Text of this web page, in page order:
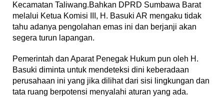
Kecamatan Taliwang.Bahkan DPRD Sumbawa Barat
melalui Ketua Komisi III, H. Basuki AR mengaku tidak
tahu adanya pengolahan emas ini dan berjanji akan
segera turun lapangan.
Pemerintah dan Aparat Penegak Hukum pun oleh H.
Basuki diminta untuk mendeteksi dini keberadaan
perusahaan ini yang jika dilihat dari sisi lingkungan dan
tata ruang berpotensi menyalahi aturan yang ada.